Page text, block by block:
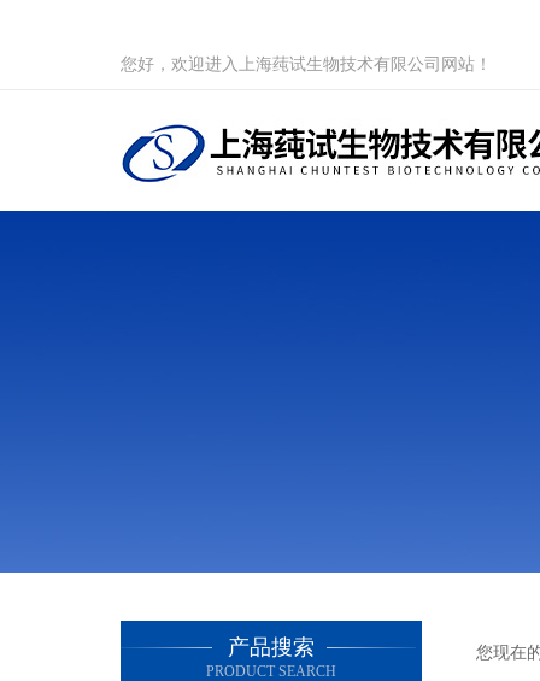
您好，欢迎进入上海莼试生物技术有限公司网站！
产品搜索
PRODUCT SEARCH
您现在